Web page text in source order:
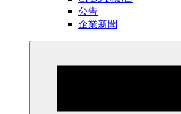
公告
企業新聞